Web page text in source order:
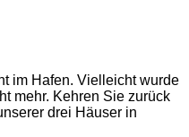
im Hafen. Vielleicht wurde
mehr. Kehren Sie zurück
drei Häuser in